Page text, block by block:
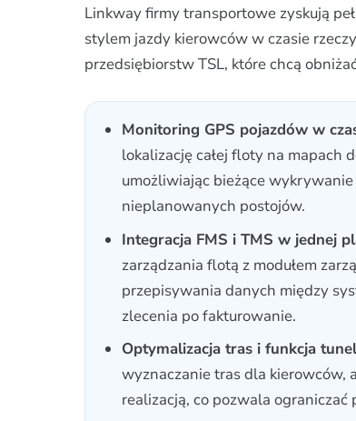
Linkway firmy transportowe zyskują
stylem jazdy kierowców w czasie
przedsiębiorstw TSL, które chcą
Monitoring GPS pojazdów w
lokalizację całej floty na mapach
umożliwiając bieżące
nieplanowanych postojów.
Integracja FMS i TMS w jednej
zarządzania flotą z modułem
przepisywania danych między
zlecenia po fakturowanie.
Optymalizacja tras i funkcja
wyznaczanie tras dla kierowców,
realizacją, co pozwala